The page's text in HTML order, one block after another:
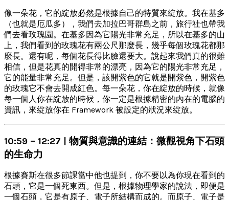
像一朵花，它的綻放必然是根據自己的特質來綻放。我在基多
（也就是厄瓜多），我們去加拉巴哥群島之前，旅行社也帶我
們去看玫瑰園。在基多因為它陽光非常充足，所以在基多的山
上，我們看到的玫瑰花有兩公尺那麼長，幾乎每個玫瑰花都那
麼長。還有呢，每個花長得比臉還要大。說起來我們真的很難
相信，但是花真的開得非常的漂亮，因為它的陽光非常充足，
它的能量非常充足。但是，該開紫色的它就是開紫色，開紫色
的玫瑰它不會去開成紅色。每一朵花，你在綻放的時候，就像
每一個人你在綻放的時候，你一定是根據精密的內在的電腦的
資訊，來綻放你在 Framework 被設定的狀況來綻放。
10:59 – 12:27 | 物質與意識的連結：微觀視角下石頭
的生命力
根據賽斯在很多節課當中他也提到，你不要以為你現在看到的
石頭，它是一個死東西。但是，根據物理學家的說法，即便是
一個石頭，它是有原子、電子所結構而成的。而原子、電子是